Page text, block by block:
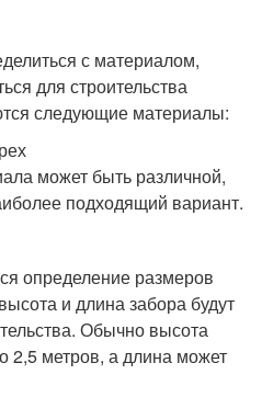
с материалом,
для строительства
следующие материалы:
может быть различной,
подходящий вариант.
определение размеров
и длина забора будут
Обычно высота
2,5 метров, а длина может